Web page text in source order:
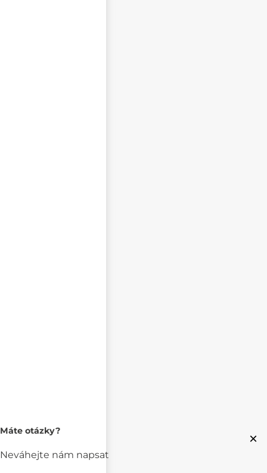
×
Máte otázky?
Neváhejte nám napsat